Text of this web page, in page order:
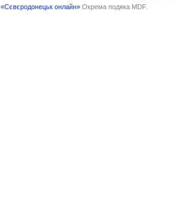
«Сєвєродонецьк онлайн» Окрема подяка MDF.